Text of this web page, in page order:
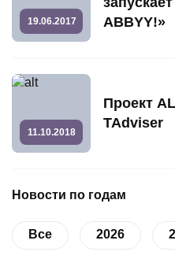
19.06.2017
ABBYY!»
11.10.2018
Проект
TAdviser
Новости по годам
Все 2026